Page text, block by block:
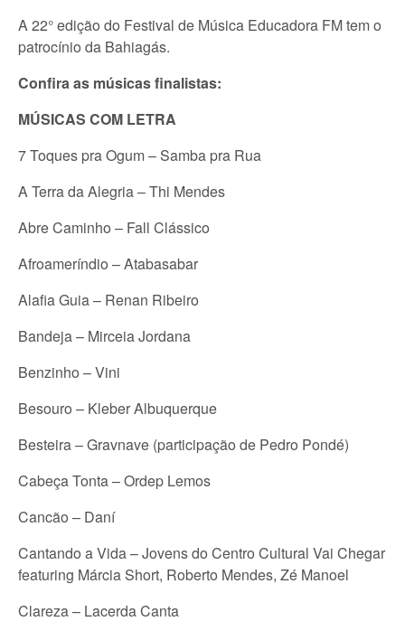
A 22° edição do Festival de Música Educadora FM tem o
patrocínio da Bahiagás.
Confira as músicas finalistas:
MÚSICAS COM LETRA
7 Toques pra Ogum – Samba pra Rua
A Terra da Alegria – Thi Mendes
Abre Caminho – Fall Clássico
Afroameríndio – Atabasabar
Alafia Guia – Renan Ribeiro
Bandeja – Mirceia Jordana
Benzinho – Vini
Besouro – Kleber Albuquerque
Besteira – Gravnave (participação de Pedro Pondé)
Cabeça Tonta – Ordep Lemos
Cancão – Daní
Cantando a Vida – Jovens do Centro Cultural Vai Chegar
featuring Márcia Short, Roberto Mendes, Zé Manoel
Clareza – Lacerda Canta